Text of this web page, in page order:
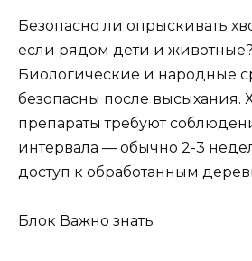
Безопасно ли опрыскивать
если рядом дети и животные?
Биологические и народные
безопасны после высыхания.
препараты требуют
интервала — обычно 2-3
доступ к обработанным
Блок Важно знать